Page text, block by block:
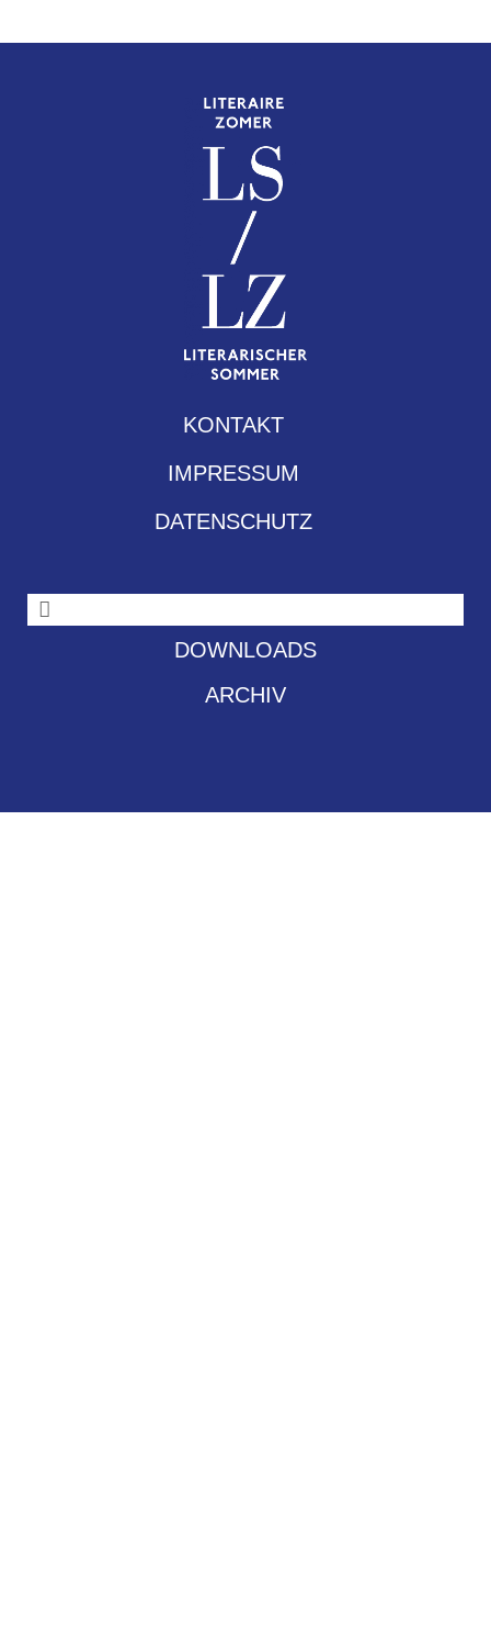
KONTAKT
IMPRESSUM
DATENSCHUTZ
DOWNLOADS
ARCHIV